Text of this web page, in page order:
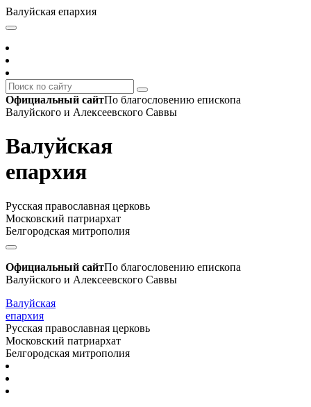
Валуйская епархия
Официальный сайтПо благословению епископа
Валуйского и Алексеевского Саввы
Валуйская
епархия
Русская православная церковь
Московский патриархат
Белгородская митрополия
Официальный сайтПо благословению епископа
Валуйского и Алексеевского Саввы
Валуйская
епархия
Русская православная церковь
Московский патриархат
Белгородская митрополия